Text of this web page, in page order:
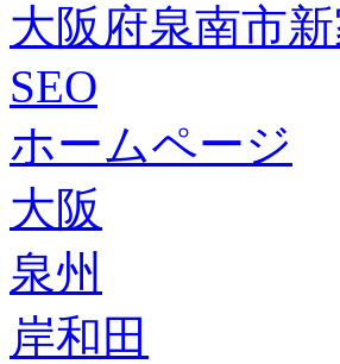
大阪府泉南市
SEO
ホームページ
大阪
泉州
岸和田